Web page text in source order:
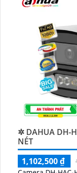
✲ DAHUA DH-
NÉT
1,102,500 ₫